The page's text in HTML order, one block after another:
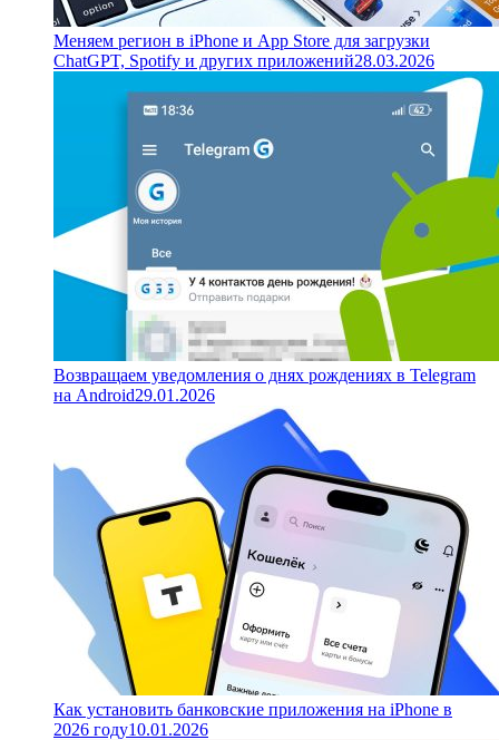
Меняем регион в iPhone и App Store для загрузки
ChatGPT, Spotify и других приложений28.03.2026
Возвращаем уведомления о днях рождениях в Telegram
на Android29.01.2026
Как установить банковские приложения на iPhone в
2026 году10.01.2026